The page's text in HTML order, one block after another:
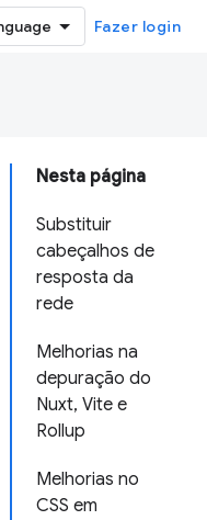
Fazer login
Nesta página
Substituir
cabeçalhos de
resposta da
rede
Melhorias na
depuração do
Nuxt, Vite e
Rollup
Melhorias no
CSS em